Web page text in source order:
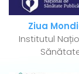
Ziua
Institutul